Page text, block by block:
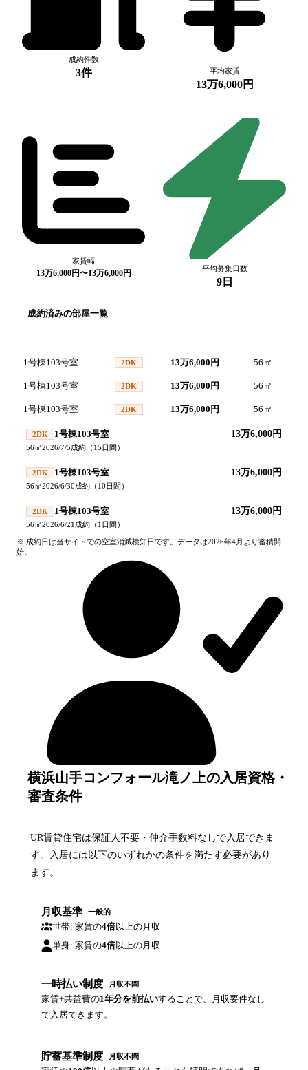
成約件数
3件 平均家賃
13万6,000円
家賃幅
13万6,000円〜13万6,000円
平均募集日数
9日
成約済みの部屋一覧
1号棟103号室 2DK 13万6,000円 56 ㎡
1号棟103号室 2DK 13万6,000円 56 ㎡
1号棟103号室 2DK 13万6,000円 56 ㎡
2DK 1号棟103号室 13万6,000円
56㎡2026/7/5成約 （15日間）
2DK 1号棟103号室 13万6,000円
56㎡2026/6/30成約 （10日間）
2DK 1号棟103号室 13万6,000円
56㎡2026/6/21 成約 （1 日間）
※ 成約日は当サイトでの空室消滅検知日です。データは2026年4月より蓄積開
始。
横浜山手コンフォール滝ノ上の入居資格・
審査条件
UR賃貸住宅は保証人不要・仲介手数料なしで入居できま
す。入居には以下のいずれかの条件を満たす必要があり
ます。
月収基準 一般的
世帯: 家賃の4倍以上の月収
単身: 家賃の4倍以上の月収
一時払い制度 月収不問
家賃+共益費の1年分を前払いすることで、月収要件なし
で入居できます。
貯蓄基準制度 月収不問